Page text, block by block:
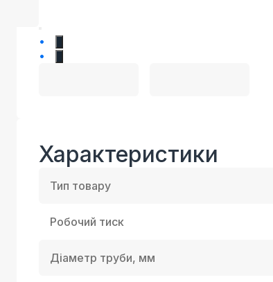
Характеристики
Тип товару
Робочий тиск
Діаметр труби, мм